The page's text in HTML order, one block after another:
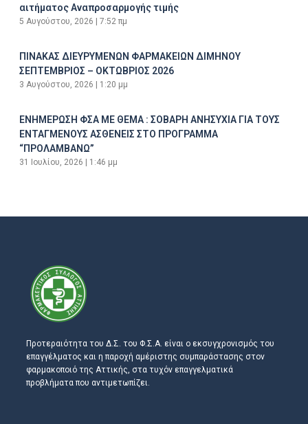
αιτήματος Αναπροσαρμογής τιμής
5 Αυγούστου, 2026 7:52 πμ
ΠΙΝΑΚΑΣ ΔΙΕΥΡΥΜΕΝΩΝ ΦΑΡΜΑΚΕΙΩΝ ΔΙΜΗΝΟΥ
ΣΕΠΤΕΜΒΡΙΟΣ – ΟΚΤΩΒΡΙΟΣ 2026
3 Αυγούστου, 2026 1:20 μμ
ΕΝΗΜΕΡΩΣΗ ΦΣΑ ΜΕ ΘΕΜΑ : ΣΟΒΑΡΗ ΑΝΗΣΥΧΙΑ ΓΙΑ ΤΟΥΣ
ΕΝΤΑΓΜΕΝΟΥΣ ΑΣΘΕΝΕΙΣ ΣΤΟ ΠΡΟΓΡΑΜΜΑ
“ΠΡΟΛΑΜΒΑΝΩ”
31 Ιουλίου, 2026 1:46 μμ
Προτεραιότητα του Δ.Σ. του Φ.Σ.Α. είναι ο εκσυγχρονισμός του
επαγγέλματος και η παροχή αμέριστης συμπαράστασης στον
φαρμακοποιό της Αττικής, στα τυχόν επαγγελματικά
προβλήματα που αντιμετωπίζει.